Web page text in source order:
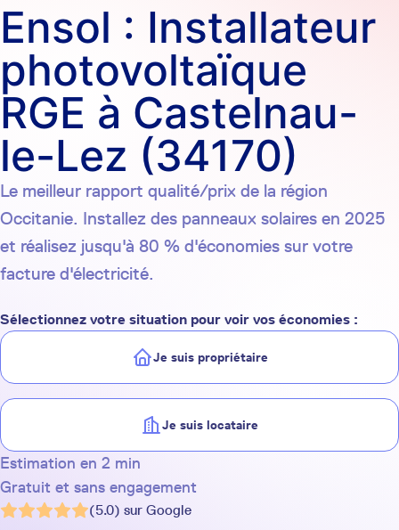
Ensol : Installateur
photovoltaïque
RGE à Castelnau-
le-Lez (34170)
Le meilleur rapport qualité/prix de la région
Occitanie. Installez des panneaux solaires en 2025
et réalisez jusqu'à 80 % d'économies sur votre
facture d'électricité.
Sélectionnez votre situation pour voir vos économies :
Je suis propriétaire
Je suis locataire
Estimation en 2 min
Gratuit et sans engagement
(5.0) sur Google